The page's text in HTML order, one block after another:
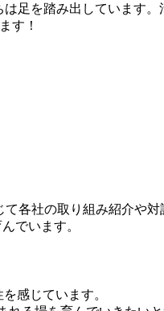
足を踏み出しています
す！
各社の取り組み紹介や
でいます。
感じています。